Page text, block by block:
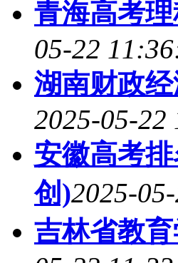
青海高考
05-22
湖南财政
2025-05-22
安徽高考
创)2025-
吉林省教